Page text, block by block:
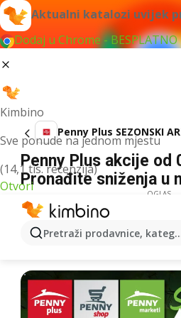
Aktualni katalozi uvijek
Dodaj u Chrome - BESPLATNO
Kimbino
Sve ponude na jednom mjestu
(14,1 tis. recenzija)
Otvori
Pretraži prodavnice,
Penny Plus SEZONSKI
Penny Plus akcije od
Pronađite sniženja u
OGLAS